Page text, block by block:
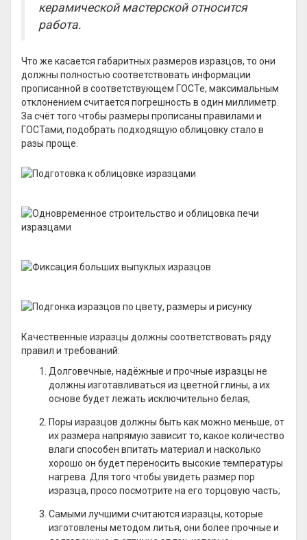
керамической мастерской относится
работа.
Что же касается габаритных размеров изразцов, то они
должны полностью соответствовать информации
прописанной в соответствующем ГОСТе, максимальным
отклонением считается погрешность в один миллиметр.
За счёт того чтобы размеры прописаны правилами и
ГОСТами, подобрать подходящую облицовку стало в
разы проще.
Качественные изразцы должны соответствовать ряду
правил и требований:
Долговечные, надёжные и прочные изразцы не
должны изготавливаться из цветной глины, а их
основе будет лежать исключительно белая;
Поры изразцов должны быть как можно меньше, от
их размера напрямую зависит то, какое количество
влаги способен впитать материал и насколько
хорошо он будет переносить высокие температуры
нагрева. Для того чтобы увидеть размер пор
изразца, просо посмотрите на его торцовую часть;
Самыми лучшими считаются изразцы, которые
изготовлены методом литья, они более прочные и